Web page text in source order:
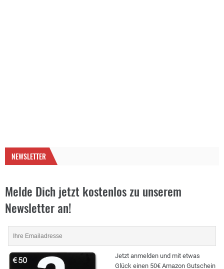
NEWSLETTER
Melde Dich jetzt kostenlos zu unserem
Newsletter an!
Jetzt anmelden und mit etwas
Glück einen 50€ Amazon Gutschein